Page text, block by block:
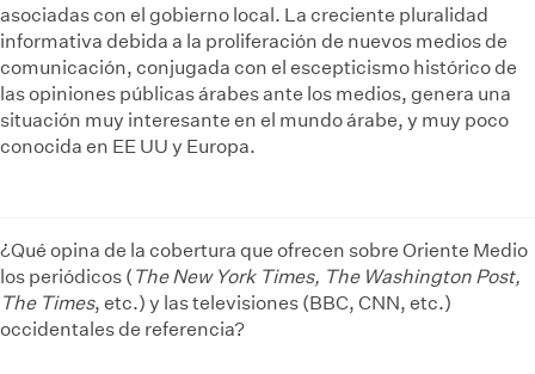
asociadas con el gobierno local. La creciente pluralidad
informativa debida a la proliferación de nuevos medios de
comunicación, conjugada con el escepticismo histórico de
las opiniones públicas árabes ante los medios, genera una
situación muy interesante en el mundo árabe, y muy poco
conocida en EE UU y Europa.
¿Qué opina de la cobertura que ofrecen sobre Oriente Medio
los periódicos ( The New York Times, The Washington Post,
The Times, etc.) y las televisiones (BBC, CNN, etc.)
occidentales de referencia?